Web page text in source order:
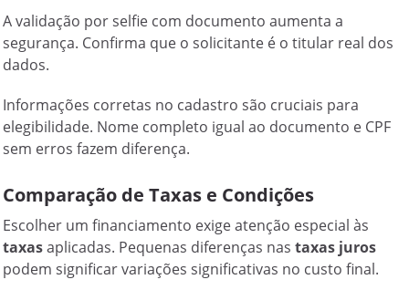
A validação por selfie com documento aumenta a
segurança. Confirma que o solicitante é o titular real dos
dados.
Informações corretas no cadastro são cruciais para
elegibilidade. Nome completo igual ao documento e CPF
sem erros fazem diferença.
Comparação de Taxas e Condições
Escolher um financiamento exige atenção especial às
taxasaplicadas. Pequenas diferenças nastaxas juros
podem significar variações significativas no custo final.